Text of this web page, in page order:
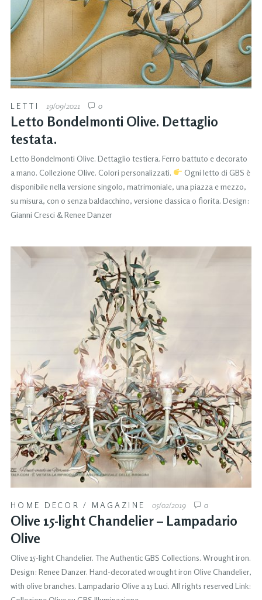
LETTI 19/09/2021 0
Letto Bondelmonti Olive. Dettaglio
testata.
Letto Bondelmonti Olive. Dettaglio testiera. Ferro battuto e decorato
a mano. Collezione Olive. Colori personalizzati.
Ogni letto di GBS è
disponibile nella versione singolo, matrimoniale, una piazza e mezzo,
su misura, con o senza baldacchino, versione classica o fiorita. Design:
Gianni Cresci & Renee Danzer
HOME DECOR / MAGAZINE 05/02/2019 0
Olive 15-light Chandelier – Lampadario
Olive
Olive 15-light Chandelier. The Authentic GBS Collections. Wrought iron.
Design: Renee Danzer. Hand-decorated wrought iron Olive Chandelier,
with olive branches. Lampadario Olive a 15 Luci. All rights reserved Link: